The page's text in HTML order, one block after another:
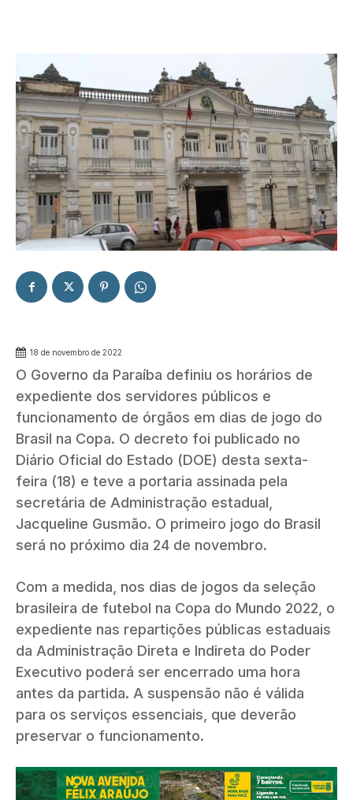
18 de novembro de 2022
O Governo da Paraíba definiu os horários de
expediente dos servidores públicos e
funcionamento de órgãos em dias de jogo do
Brasil na Copa. O decreto foi publicado no
Diário Oficial do Estado (DOE) desta sexta-
feira (18) e teve a portaria assinada pela
secretária de Administração estadual,
Jacqueline Gusmão. O primeiro jogo do Brasil
será no próximo dia 24 de novembro.
Com a medida, nos dias de jogos da seleção
brasileira de futebol na Copa do Mundo 2022, o
expediente nas repartições públicas estaduais
da Administração Direta e Indireta do Poder
Executivo poderá ser encerrado uma hora
antes da partida. A suspensão não é válida
para os serviços essenciais, que deverão
preservar o funcionamento.